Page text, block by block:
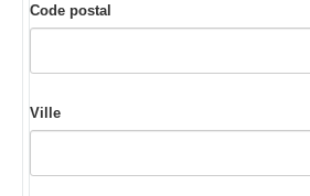
Code postal
Ville